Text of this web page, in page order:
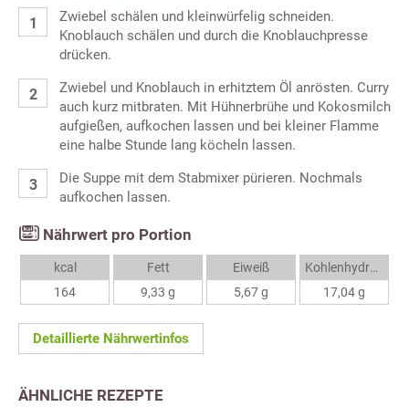
Zwiebel schälen und kleinwürfelig schneiden.
Knoblauch schälen und durch die Knoblauchpresse
drücken.
Zwiebel und Knoblauch in erhitztem Öl anrösten. Curry
auch kurz mitbraten. Mit Hühnerbrühe und Kokosmilch
aufgießen, aufkochen lassen und bei kleiner Flamme
eine halbe Stunde lang köcheln lassen.
Die Suppe mit dem Stabmixer pürieren. Nochmals
aufkochen lassen.
Nährwert pro Portion
kcal
164
Fett
9,33 g
Eiweiß
5,67 g
Kohlenhydrate
17,04 g
Detaillierte Nährwertinfos
ÄHNLICHE REZEPTE